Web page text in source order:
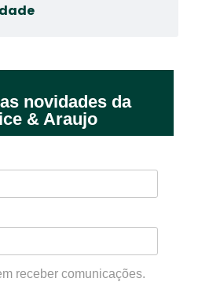
novidades da
& Araujo
receber comunicações.